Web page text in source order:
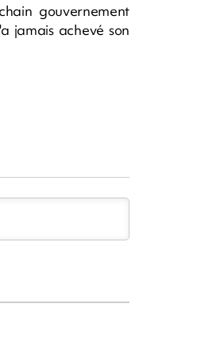
gouvernement
jamais achevé son